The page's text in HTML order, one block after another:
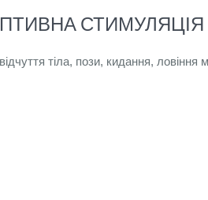
СТИМУЛЯЦІЯ
тіла, пози, кидання, ловіння